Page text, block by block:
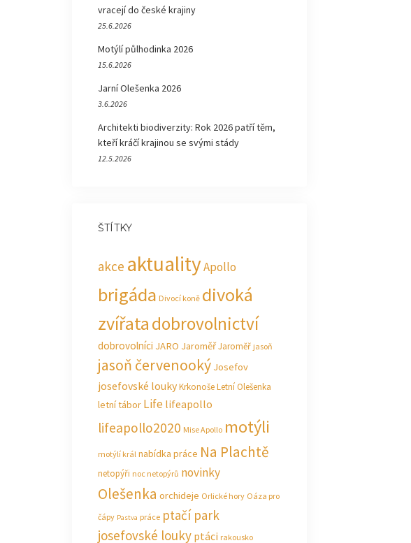
vracejí do české krajiny
25.6.2026
Motýlí půlhodinka 2026
15.6.2026
Jarní Olešenka 2026
3.6.2026
Architekti biodiverzity: Rok 2026 patří těm,
kteří kráčí krajinou se svými stády
12.5.2026
ŠTÍTKY
akce aktualityApollo
brigáda Divocí koně divoká
zvířatadobrovolnictví
dobrovolníci JARO JaroměřJaroměř jasoň
jasoň červenooký Josefov
josefovské loukyKrkonošeLetní Olešenka
letní tábor Life lifeapollo
lifeapollo2020 Mise Apollo motýli
motýlí král nabídka práce Na Plachtě
netopýři noc netopýrů novinky
Olešenka orchideje Orlické hory Oáza pro
čápy Pastva práce ptačí park
josefovské louky ptáci rakousko